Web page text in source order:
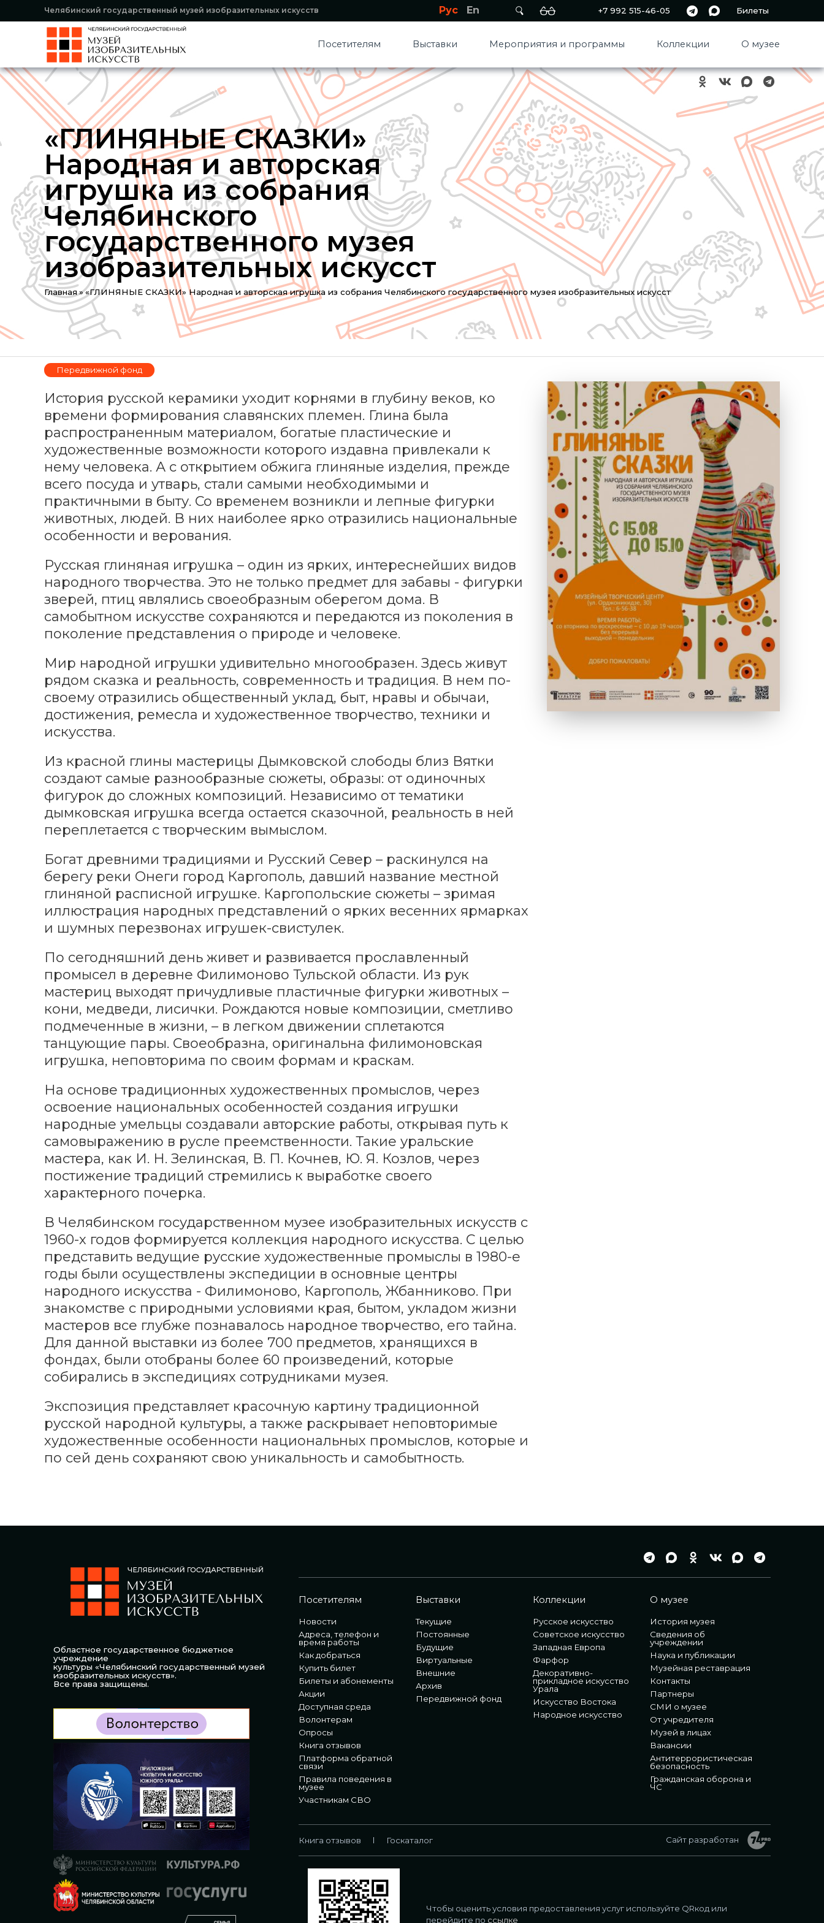
Челябинский государственный музей изобразительных искусств +7 992 515-46-05 Билеты
Рус En
Посетителям Выставки Мероприятия и программы Коллекции О музее
«ГЛИНЯНЫЕ СКАЗКИ»
Народная и авторская
игрушка из собрания
Челябинского
государственного музея
изобразительных искусст
Вы
здесь
Главная»«ГЛИНЯНЫЕ СКАЗКИ» Народная и авторская игрушка из собрания Челябинского государственного музея изобразительных искусст
Передвижной фонд
История русской керамики уходит корнями в глубину веков, ко
времени формирования славянских племен. Глина была
распространенным материалом, богатые пластические и
художественные возможности которого издавна привлекали к
нему человека. А с открытием обжига глиняные изделия, прежде
всего посуда и утварь, стали самыми необходимыми и
практичными в быту. Со временем возникли и лепные фигурки
животных, людей. В них наиболее ярко отразились национальные
особенности и верования.
Русская глиняная игрушка – один из ярких, интереснейших видов
народного творчества. Это не только предмет для забавы - фигурки
зверей, птиц являлись своеобразным оберегом дома. В
самобытном искусстве сохраняются и передаются из поколения в
поколение представления о природе и человеке.
Мир народной игрушки удивительно многообразен. Здесь живут
рядом сказка и реальность, современность и традиция. В нем по-
своему отразились общественный уклад, быт, нравы и обычаи,
достижения, ремесла и художественное творчество, техники и
искусства.
Из красной глины мастерицы Дымковской слободы близ Вятки
создают самые разнообразные сюжеты, образы: от одиночных
фигурок до сложных композиций. Независимо от тематики
дымковская игрушка всегда остается сказочной, реальность в ней
переплетается с творческим вымыслом.
Богат древними традициями и Русский Север – раскинулся на
берегу реки Онеги город Каргополь, давший название местной
глиняной расписной игрушке. Каргопольские сюжеты – зримая
иллюстрация народных представлений о ярких весенних ярмарках
и шумных перезвонах игрушек-свистулек.
По сегодняшний день живет и развивается прославленный
промысел в деревне Филимоново Тульской области. Из рук
мастериц выходят причудливые пластичные фигурки животных –
кони, медведи, лисички. Рождаются новые композиции, сметливо
подмеченные в жизни, – в легком движении сплетаются
танцующие пары. Своеобразна, оригинальна филимоновская
игрушка, неповторима по своим формам и краскам.
На основе традиционных художественных промыслов, через
освоение национальных особенностей создания игрушки
народные умельцы создавали авторские работы, открывая путь к
самовыражению в русле преемственности. Такие уральские
мастера, как И. Н. Зелинская, В. П. Кочнев, Ю. Я. Козлов, через
постижение традиций стремились к выработке своего
характерного почерка.
В Челябинском государственном музее изобразительных искусств с
1960-х годов формируется коллекция народного искусства. С целью
представить ведущие русские художественные промыслы в 1980-е
годы были осуществлены экспедиции в основные центры
народного искусства - Филимоново, Каргополь, Жбанниково. При
знакомстве с природными условиями края, бытом, укладом жизни
мастеров все глубже познавалось народное творчество, его тайна.
Для данной выставки из более 700 предметов, хранящихся в
фондах, были отобраны более 60 произведений, которые
собирались в экспедициях сотрудниками музея.
Экспозиция представляет красочную картину традиционной
русской народной культуры, а также раскрывает неповторимые
художественные особенности национальных промыслов, которые и
по сей день сохраняют свою уникальность и самобытность.
Областное государственное бюджетное
учреждение
культуры «Челябинский государственный музей
изобразительных искусств».
Все права защищены.
Посетителям
Новости
Адреса, телефон и
время работы
Как добраться
Купить билет
Билеты и абонементы
Акции
Доступная среда
Волонтерам
Опросы
Книга отзывов
Платформа обратной
связи
Правила поведения в
музее
Участникам СВО
Выставки
Текущие
Постоянные
Будущие
Виртуальные
Внешние
Архив
Передвижной фонд
Коллекции
Русское искусство
Советское искусство
Западная Европа
Фарфор
Декоративно-
прикладное искусство
Урала
Искусство Востока
Народное искусство
О музее
История музея
Сведения об
учреждении
Наука и публикации
Музейная реставрация
Контакты
Партнеры
СМИ о музее
От учредителя
Музей в лицах
Вакансии
Антитеррористическая
безопасность
Гражданская оборона и
ЧС
Сайт разработан
Книга отзывов Госкаталог
Чтобы оценить условия предоставления услуг используйте QRкод или
перейдите по ссылке